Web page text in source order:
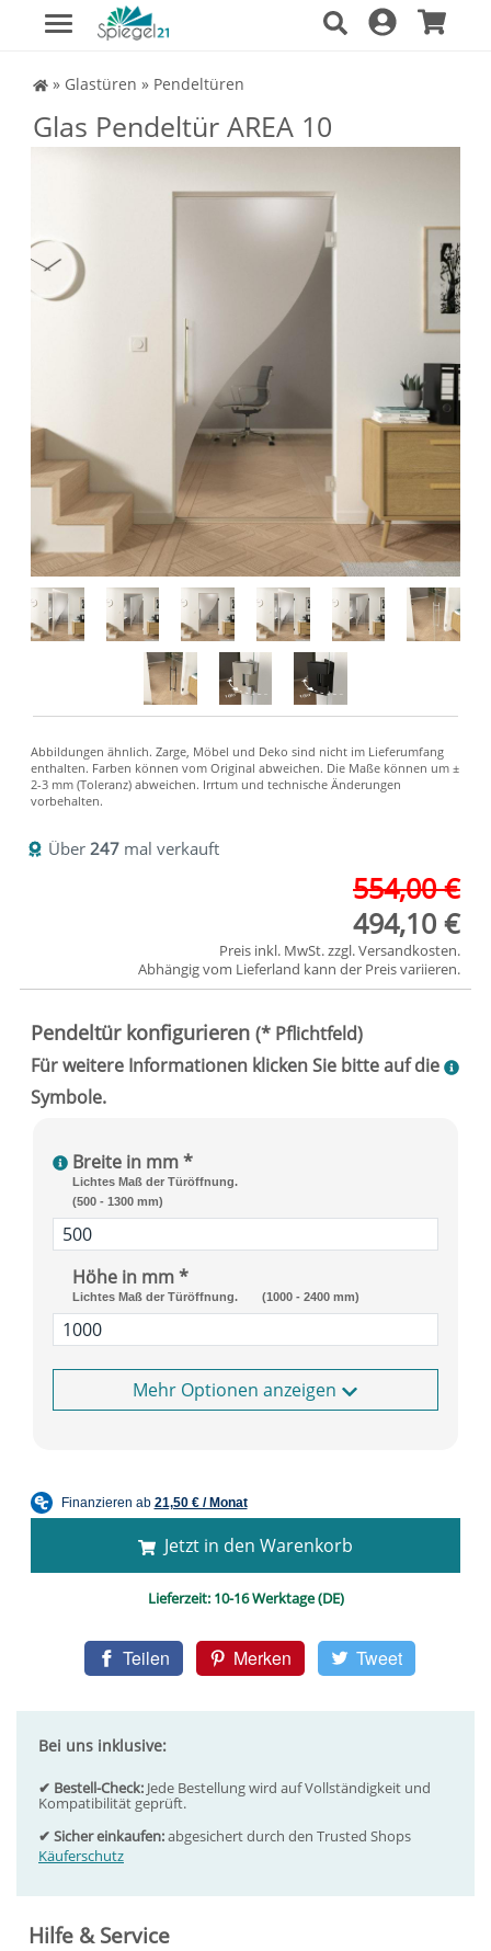
Spiegel Shop
» Glastüren » Pendeltüren
Glas Pendeltür AREA 10
Hilfe & Service
Über 247 mal verkauft
554,00 €
494,10 €
Preis inkl. MwSt. zzgl.Versandkosten.
Abhängig vom Lieferland kann der Preis variieren.
Breite in mm *
Lichtes Maß der Türöffnung.
(500 - 1300 mm)
Höhe in mm *
Lichtes Maß der Türöffnung. (1000 - 2400 mm)
Optionen anzeigen
Jetzt in den Warenkorb
Lieferzeit:10-16 Werktage (DE)
Teilen Merken Tweet
Bei uns inklusive:
✔ Bestell-Check: Jede Bestellung wird auf Vollständigkeit und
Kompatibilität geprüft.
✔ Sicher einkaufen:abgesichert durch den Trusted Shops
Käuferschutz